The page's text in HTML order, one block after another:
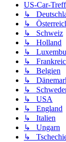
US-Car-
↳
↳
↳ Schweiz
↳ Holland
↳
↳
↳ Belgien
↳
↳
↳ USA
↳ England
↳ Italien
↳ Ungarn
↳